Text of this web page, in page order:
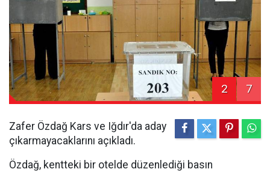
2 7
Zafer Özdağ Kars ve Iğdır'da aday
çıkarmayacaklarını açıkladı.
Özdağ, kentteki bir otelde düzenlediği basın